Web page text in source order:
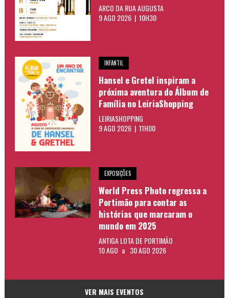
ARCO DA RUA AUGUSTA
9 AGO 2026 | 10H30
INFANTIL
Hansel e Gretel inspiram a
próxima aventura do Álbum de
Família no LeiriaShopping
LEIRIASHOPPING
9 AGO 2026 | 11H00
EXPOSIÇÕES
World Press Photo regressa a
Portimão para contar as
histórias que marcaram o
mundo em 2025
ANTIGA LOTA DE PORTIMÃO
10 AGO a 30 AGO 2026
VER MAIS EVENTOS